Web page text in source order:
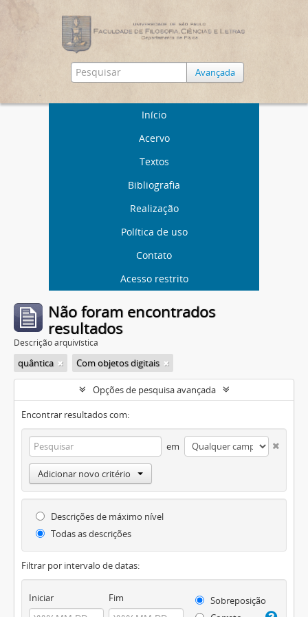
Avançada
Início
Acervo
Textos
Bibliografia
Realização
Política de uso
Contato
Acesso restrito
Não foram encontrados
resultados
Descrição arquivística
quântica Com objetos digitais
Opções de pesquisa avançada
Encontrar resultados com:
em
Adicionar novo critério
Descrições de máximo nível
Todas as descrições
Filtrar por intervalo de datas:
Iniciar Fim
Sobreposição